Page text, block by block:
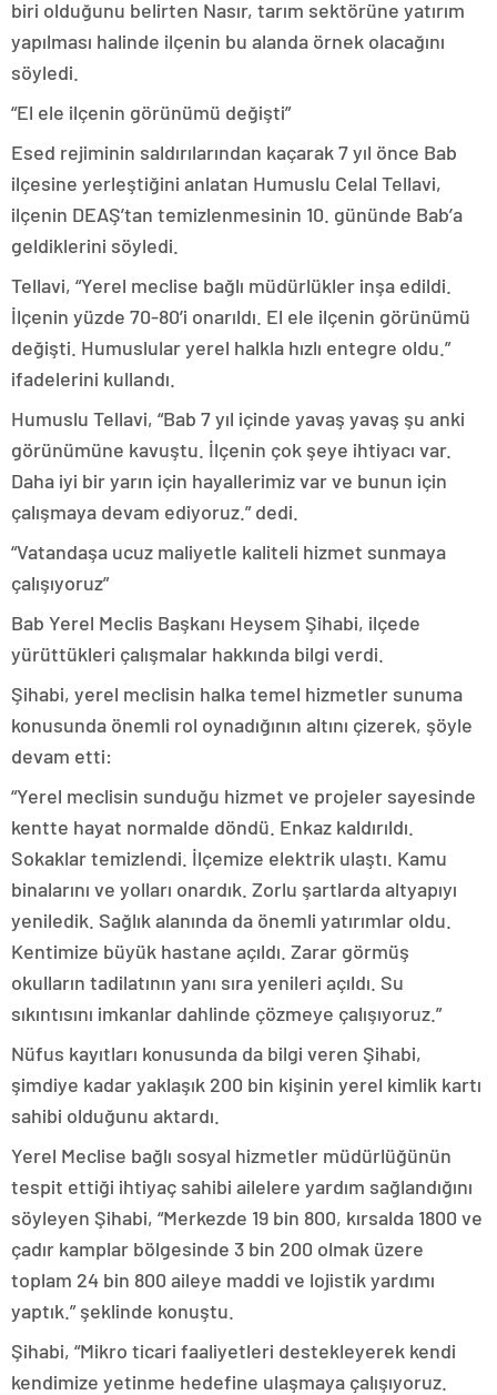
biri olduğunu belirten Nasır, tarım sektörüne yatırım
yapılması halinde ilçenin bu alanda örnek olacağını
söyledi.
“El ele ilçenin görünümü değişti”
Esed rejiminin saldırılarından kaçarak 7 yıl önce Bab
ilçesine yerleştiğini anlatan Humuslu Celal Tellavi,
ilçenin DEAŞ’tan temizlenmesinin 10. gününde Bab’a
geldiklerini söyledi.
Tellavi, “Yerel meclise bağlı müdürlükler inşa edildi.
İlçenin yüzde 70-80’i onarıldı. El ele ilçenin görünümü
değişti. Humuslular yerel halkla hızlı entegre oldu.”
ifadelerini kullandı.
Humuslu Tellavi, “Bab 7 yıl içinde yavaş yavaş şu anki
görünümüne kavuştu. İlçenin çok şeye ihtiyacı var.
Daha iyi bir yarın için hayallerimiz var ve bunun için
çalışmaya devam ediyoruz.” dedi.
“Vatandaşa ucuz maliyetle kaliteli hizmet sunmaya
çalışıyoruz”
Bab Yerel Meclis Başkanı Heysem Şihabi, ilçede
yürüttükleri çalışmalar hakkında bilgi verdi.
Şihabi, yerel meclisin halka temel hizmetler sunuma
konusunda önemli rol oynadığının altını çizerek, şöyle
devam etti:
“Yerel meclisin sunduğu hizmet ve projeler sayesinde
kentte hayat normalde döndü. Enkaz kaldırıldı.
Sokaklar temizlendi. İlçemize elektrik ulaştı. Kamu
binalarını ve yolları onardık. Zorlu şartlarda altyapıyı
yeniledik. Sağlık alanında da önemli yatırımlar oldu.
Kentimize büyük hastane açıldı. Zarar görmüş
okulların tadilatının yanı sıra yenileri açıldı. Su
sıkıntısını imkanlar dahlinde çözmeye çalışıyoruz.”
Nüfus kayıtları konusunda da bilgi veren Şihabi,
şimdiye kadar yaklaşık 200 bin kişinin yerel kimlik kartı
sahibi olduğunu aktardı.
Yerel Meclise bağlı sosyal hizmetler müdürlüğünün
tespit ettiği ihtiyaç sahibi ailelere yardım sağlandığını
söyleyen Şihabi, “Merkezde 19 bin 800, kırsalda 1800 ve
çadır kamplar bölgesinde 3 bin 200 olmak üzere
toplam 24 bin 800 aileye maddi ve lojistik yardımı
yaptık.” şeklinde konuştu.
Şihabi, “Mikro ticari faaliyetleri destekleyerek kendi
kendimize yetinme hedefine ulaşmaya çalışıyoruz.